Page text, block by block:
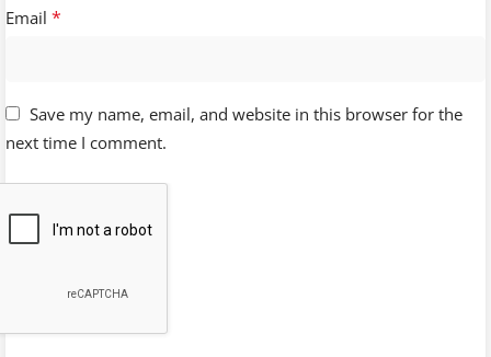
Email *
Save my name, email, and website in this browser for the
next time I comment.